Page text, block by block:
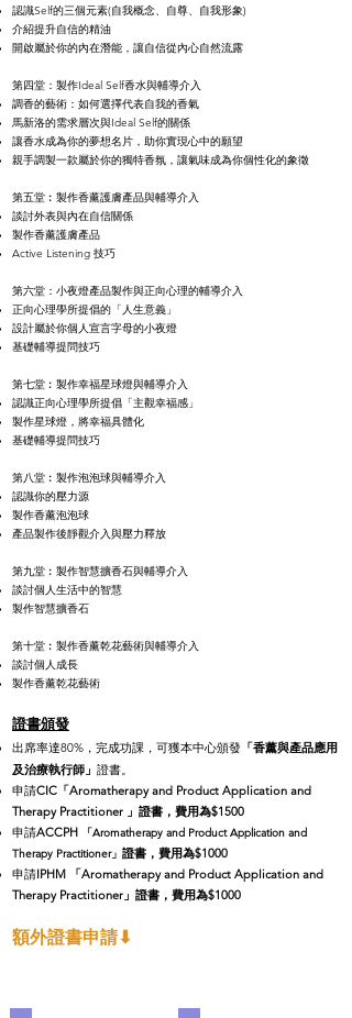
認識Self的三個元素(自我概念、自尊、自我形象)
介紹提升自信的精油
開啟屬於你的內在潛能，讓自信從內心自然流露
第四堂：製作Ideal Self香水與輔導介入
調香的藝術：如何選擇代表自我的香氣
馬新洛的需求層次與Ideal Self的關係
讓香水成為你的夢想名片，助你實現心中的願望
親手調製一款屬於你的獨特香氛，讓氣味成為你個性化的象徵
第五堂︰製作香薰護膚產品與輔導介入
談討外表與內在自信關係
製作香薰護膚產品
Active Listening 技巧
第六堂：小夜燈產品製作與正向心理的輔導介入
正向心理學所提倡的「人生意義」
設計屬於你個人宣言字母的小夜燈
基礎輔導提問技巧
第七堂︰製作幸福星球燈與輔導介入
認識正向心理學所提倡「主觀幸福感」
製作星球燈，將幸福具體化
基礎輔導提問技巧
第八堂︰製作泡泡球與輔導介入
認識你的壓力源
製作香薰泡泡球
產品製作後靜觀介入與壓力釋放
第九堂︰製作智慧擴香石與輔導介入
談討個人生活中的智慧
製作智慧擴香石
第十堂︰製作香薰乾花藝術與輔導介入
談討個人成長
製作香薰乾花藝術
證書頒發
出席率達80%，完成功課，可獲本中心頒發 「香薰與產品應用
及治療執行師 」 證書。
申請CIC「Aromatherapy and Product Application and
Therapy Practitioner 」證書，費用為$1500
申請ACCPH
「Aromatherapy and Product Application and
Therapy Practitioner」 證書，費用為$1000
申請IPHM
「Aromatherapy and Product Application and
Therapy Practitioner」證書，費用為$1000
額外證書申請​⬇